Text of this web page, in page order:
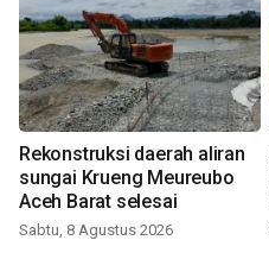
Rekonstruksi daerah aliran
sungai Krueng Meureubo
Aceh Barat selesai
Sabtu, 8 Agustus 2026